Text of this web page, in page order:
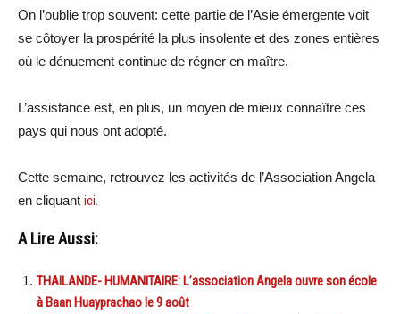
On l’oublie trop souvent: cette partie de l’Asie émergente voit
se côtoyer la prospérité la plus insolente et des zones entières
où le dénuement continue de régner en maître.
L’assistance est, en plus, un moyen de mieux connaître ces
pays qui nous ont adopté.
Cette semaine, retrouvez les activités de l’Association Angela
en cliquant ici.
A Lire Aussi:
THAILANDE- HUMANITAIRE: L’association Angela ouvre son école
à Baan Huayprachao le 9 août